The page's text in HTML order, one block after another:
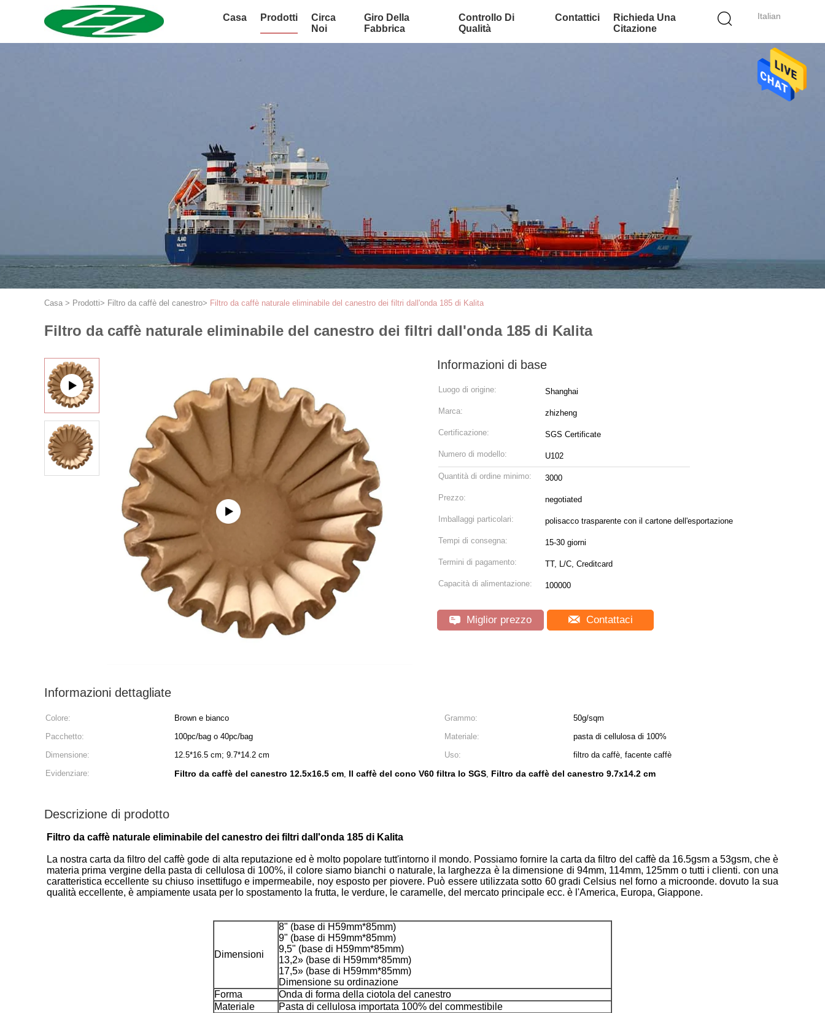
Italian
Casa Prodotti
Circa
Noi
Giro Della
Fabbrica
Controllo Di
Qualità
Contattici
Richieda Una
Citazione
Casa > Prodotti> Filtro da caffè del canestro> Filtro da caffè naturale eliminabile del canestro dei filtri dall'onda 185 di Kalita
Filtro da caffè naturale eliminabile del canestro dei filtri dall'onda 185 di Kalita
Informazioni di base
Luogo di origine: Shanghai
Marca: zhizheng
Certificazione: SGS Certificate
Numero di modello: U102
Quantità di ordine minimo: 3000
Prezzo: negotiated
Imballaggi particolari: polisacco trasparente con il cartone dell'esportazione
Tempi di consegna: 15-30 giorni
Termini di pagamento: TT, L/C, Creditcard
Capacità di alimentazione: 100000
Miglior prezzo Contattaci
Informazioni dettagliate
Colore: Brown e bianco Grammo:
50g/sqm
Pacchetto:
100pc/bag o 40pc/bag Materiale:
pasta di cellulosa di 100%
Dimensione:
12.5*16.5 cm; 9.7*14.2 cm Uso:
filtro da caffè, facente caffè
Evidenziare:
Filtro da caffè del canestro 12.5x16.5 cm, Il caffè del cono V60 filtra lo SGS, Filtro da caffè del canestro 9.7x14.2 cm
Descrizione di prodotto
Filtro da caffè naturale eliminabile del canestro dei filtri dall'onda 185 di Kalita
La nostra carta da filtro del caffè gode di alta reputazione ed è molto popolare tutt'intorno il mondo. Possiamo fornire la carta da filtro del caffè da 16.5gsm a 53gsm, che è
materia prima vergine della pasta di cellulosa di 100%, il colore siamo bianchi o naturale, la larghezza è la dimensione di 94mm, 114mm, 125mm o tutti i clienti. con una
caratteristica eccellente su chiuso insettifugo e impermeabile, noy esposto per piovere. Può essere utilizzata sotto 60 gradi Celsius nel forno a microonde. dovuto la sua
qualità eccellente, è ampiamente usata per lo spostamento la frutta, le verdure, le caramelle, del mercato principale ecc. è l'America, Europa, Giappone.
Dimensioni
8" (base di H59mm*85mm)
9" (base di H59mm*85mm)
9,5" (base di H59mm*85mm)
13,2» (base di H59mm*85mm)
17,5» (base di H59mm*85mm)
Dimensione su ordinazione
Forma
Onda di forma della ciotola del canestro
Materiale
Pasta di cellulosa importata 100% del commestibile